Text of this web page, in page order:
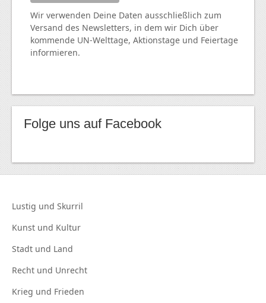
Wir verwenden Deine Daten ausschließlich zum
Versand des Newsletters, in dem wir Dich über
kommende UN-Welttage, Aktionstage und Feiertage
informieren.
Folge uns auf Facebook
Lustig und Skurril
Kunst und Kultur
Stadt und Land
Recht und Unrecht
Krieg und Frieden